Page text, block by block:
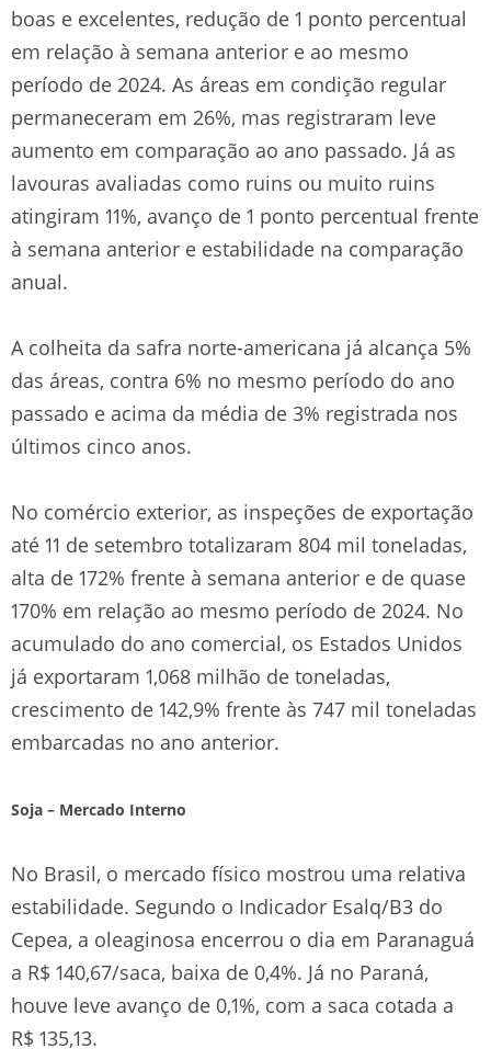
boas e excelentes, redução de 1 ponto percentual
em relação à semana anterior e ao mesmo
período de 2024. As áreas em condição regular
permaneceram em 26%, mas registraram leve
aumento em comparação ao ano passado. Já as
lavouras avaliadas como ruins ou muito ruins
atingiram 11%, avanço de 1 ponto percentual frente
à semana anterior e estabilidade na comparação
anual.
A colheita da safra norte-americana já alcança 5%
das áreas, contra 6% no mesmo período do ano
passado e acima da média de 3% registrada nos
últimos cinco anos.
No comércio exterior, as inspeções de exportação
até 11 de setembro totalizaram 804 mil toneladas,
alta de 172% frente à semana anterior e de quase
170% em relação ao mesmo período de 2024. No
acumulado do ano comercial, os Estados Unidos
já exportaram 1,068 milhão de toneladas,
crescimento de 142,9% frente às 747 mil toneladas
embarcadas no ano anterior.
Soja – Mercado Interno
No Brasil, o mercado físico mostrou uma relativa
estabilidade. Segundo o Indicador Esalq/B3 do
Cepea, a oleaginosa encerrou o dia em Paranaguá
a R$ 140,67/saca, baixa de 0,4%. Já no Paraná,
houve leve avanço de 0,1%, com a saca cotada a
R$ 135,13.